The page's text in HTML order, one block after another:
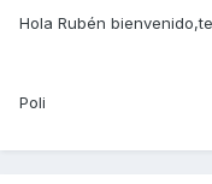
Hola Rubén
Poli